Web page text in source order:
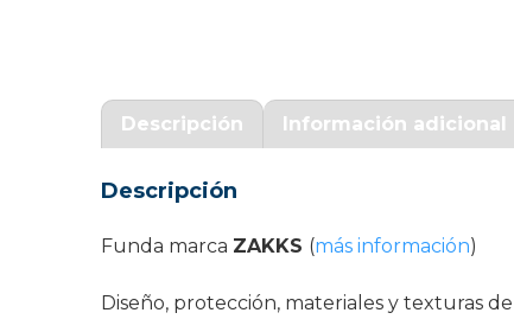
Descripción Información adicional
Descripción
Funda marca ZAKKS (más información)
Diseño, protección, materiales y texturas